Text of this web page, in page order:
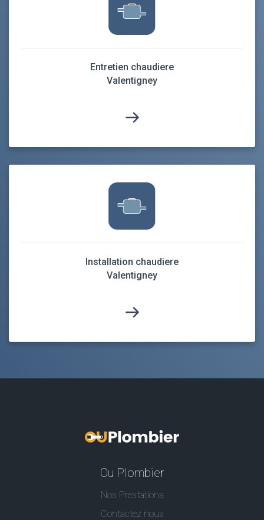
Entretien chaudiere
Valentigney
Installation chaudiere
Valentigney
Ou Plombier
Nos Prestations
Contactez nous